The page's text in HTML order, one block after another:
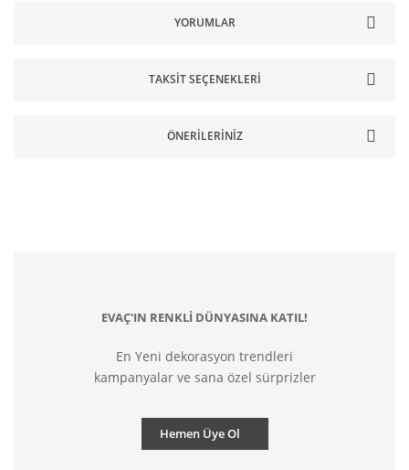
YORUMLAR
TAKSIT SEÇENEKLERI
ÖNERILERINIZ
EVAÇ'IN RENKLİ DÜNYASINA KATIL!
En Yeni dekorasyon trendleri
kampanyalar ve sana özel sürprizler
Hemen Üye Ol